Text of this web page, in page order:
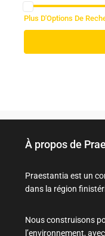
Plus D'Options De
À propos de
Praestantia est un
dans la région
Nous construisons
l’environnement,